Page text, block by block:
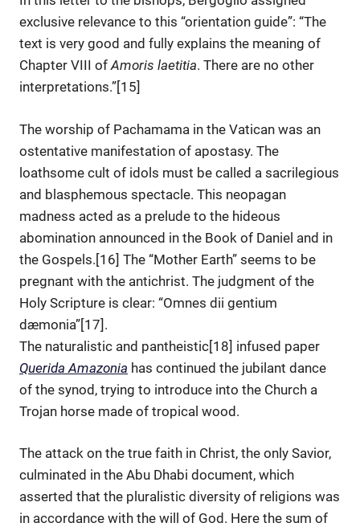
exclusive relevance to this “orientation guide”: “The
text is very good and fully explains the meaning of
Chapter VIII ofAmoris laetitia. There are no other
interpretations.”[15]
The worship of Pachamama in the Vatican was an
ostentative manifestation of apostasy. The
loathsome cult of idols must be called a sacrilegious
and blasphemous spectacle. This neopagan
madness acted as a prelude to the hideous
abomination announced in the Book of Daniel and in
the Gospels.[16] The “Mother Earth” seems to be
pregnant with the antichrist. The judgment of the
Holy Scripture is clear: “Omnes dii gentium
dæmonia”[17].
The naturalistic and pantheistic[18] infused paper
Querida Amazonia has continued the jubilant dance
of the synod, trying to introduce into the Church a
Trojan horse made of tropical wood.
The attack on the true faith in Christ, the only Savior,
culminated in the Abu Dhabi document, which
asserted that the pluralistic diversity of religions was
in accordance with the will of God. Here the sum of